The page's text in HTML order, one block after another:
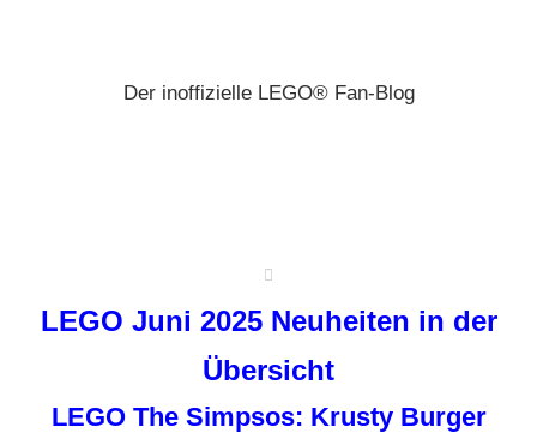
Der inoffizielle LEGO® Fan-Blog
LEGO Juni 2025 Neuheiten in der
Übersicht
LEGO The Simpsos: Krusty Burger